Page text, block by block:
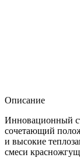
Описание
Инновационный
сочетающий
и высокие
смеси